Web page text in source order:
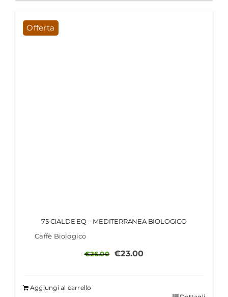
Offerta
75 CIALDE EQ – MEDITERRANEA BIOLOGICO
Caffè Biologico
€26.00 Il
€23.00Il
Aggiungi al carrello